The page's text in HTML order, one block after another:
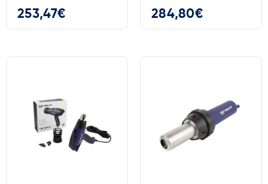
253,47€ 284,80€